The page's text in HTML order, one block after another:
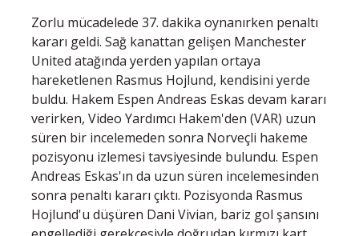
Zorlu mücadelede 37. dakika oynanırken penaltı
kararı geldi. Sağ kanattan gelişen Manchester
United atağında yerden yapılan ortaya
hareketlenen Rasmus Hojlund, kendisini yerde
buldu. Hakem Espen Andreas Eskas devam kararı
verirken, Video Yardımcı Hakem'den (VAR) uzun
süren bir incelemeden sonra Norveçli hakeme
pozisyonu izlemesi tavsiyesinde bulundu. Espen
Andreas Eskas'ın da uzun süren incelemesinden
sonra penaltı kararı çıktı. Pozisyonda Rasmus
Hojlund'u düşüren Dani Vivian, bariz gol şansını